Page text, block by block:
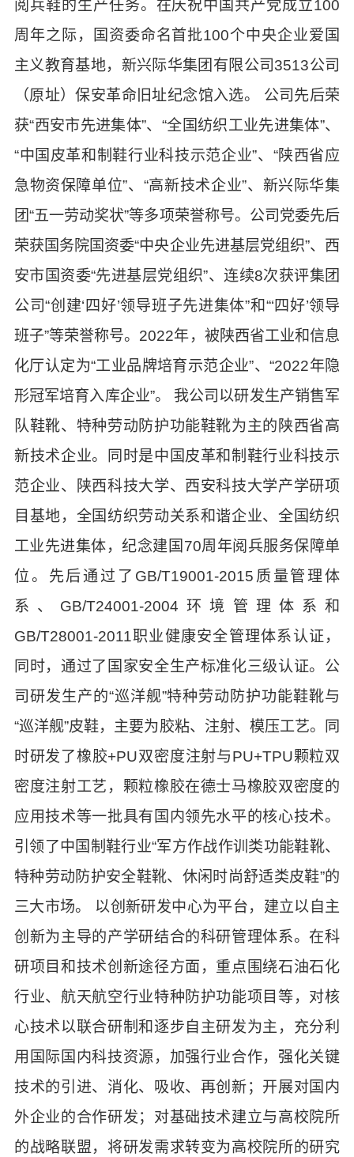
阅兵鞋的生产任务。在庆祝中国共产党成立100
周年之际，国资委命名首批100个中央企业爱国
主义教育基地，新兴际华集团有限公司3513公司
（原址）保安革命旧址纪念馆入选。 公司先后荣
获“西安市先进集体”、“全国纺织工业先进集体”、
“中国皮革和制鞋行业科技示范企业”、“陕西省应
急物资保障单位”、“高新技术企业”、新兴际华集
团“五一劳动奖状”等多项荣誉称号。公司党委先后
荣获国务院国资委“中央企业先进基层党组织”、西
安市国资委“先进基层党组织”、连续8次获评集团
公司“创建‘四好’领导班子先进集体”和“‘四好’领导
班子”等荣誉称号。2022年，被陕西省工业和信息
化厅认定为“工业品牌培育示范企业”、“2022年隐
形冠军培育入库企业”。 我公司以研发生产销售军
队鞋靴、特种劳动防护功能鞋靴为主的陕西省高
新技术企业。同时是中国皮革和制鞋行业科技示
范企业、陕西科技大学、西安科技大学产学研项
目基地，全国纺织劳动关系和谐企业、全国纺织
工业先进集体，纪念建国70周年阅兵服务保障单
位。先后通过了GB/T19001-2015质量管理体
系、GB/T24001-2004环境管理体系和
GB/T28001-2011职业健康安全管理体系认证，
同时，通过了国家安全生产标准化三级认证。公
司研发生产的“巡洋舰”特种劳动防护功能鞋靴与
“巡洋舰”皮鞋，主要为胶粘、注射、模压工艺。同
时研发了橡胶+PU双密度注射与PU+TPU颗粒双
密度注射工艺，颗粒橡胶在德士马橡胶双密度的
应用技术等一批具有国内领先水平的核心技术。
引领了中国制鞋行业“军方作战作训类功能鞋靴、
特种劳动防护安全鞋靴、休闲时尚舒适类皮鞋”的
三大市场。 以创新研发中心为平台，建立以自主
创新为主导的产学研结合的科研管理体系。在科
研项目和技术创新途径方面，重点围绕石油石化
行业、航天航空行业特种防护功能项目等，对核
心技术以联合研制和逐步自主研发为主，充分利
用国际国内科技资源，加强行业合作，强化关键
技术的引进、消化、吸收、再创新；开展对国内
外企业的合作研发；对基础技术建立与高校院所
的战略联盟，将研发需求转变为高校院所的研究